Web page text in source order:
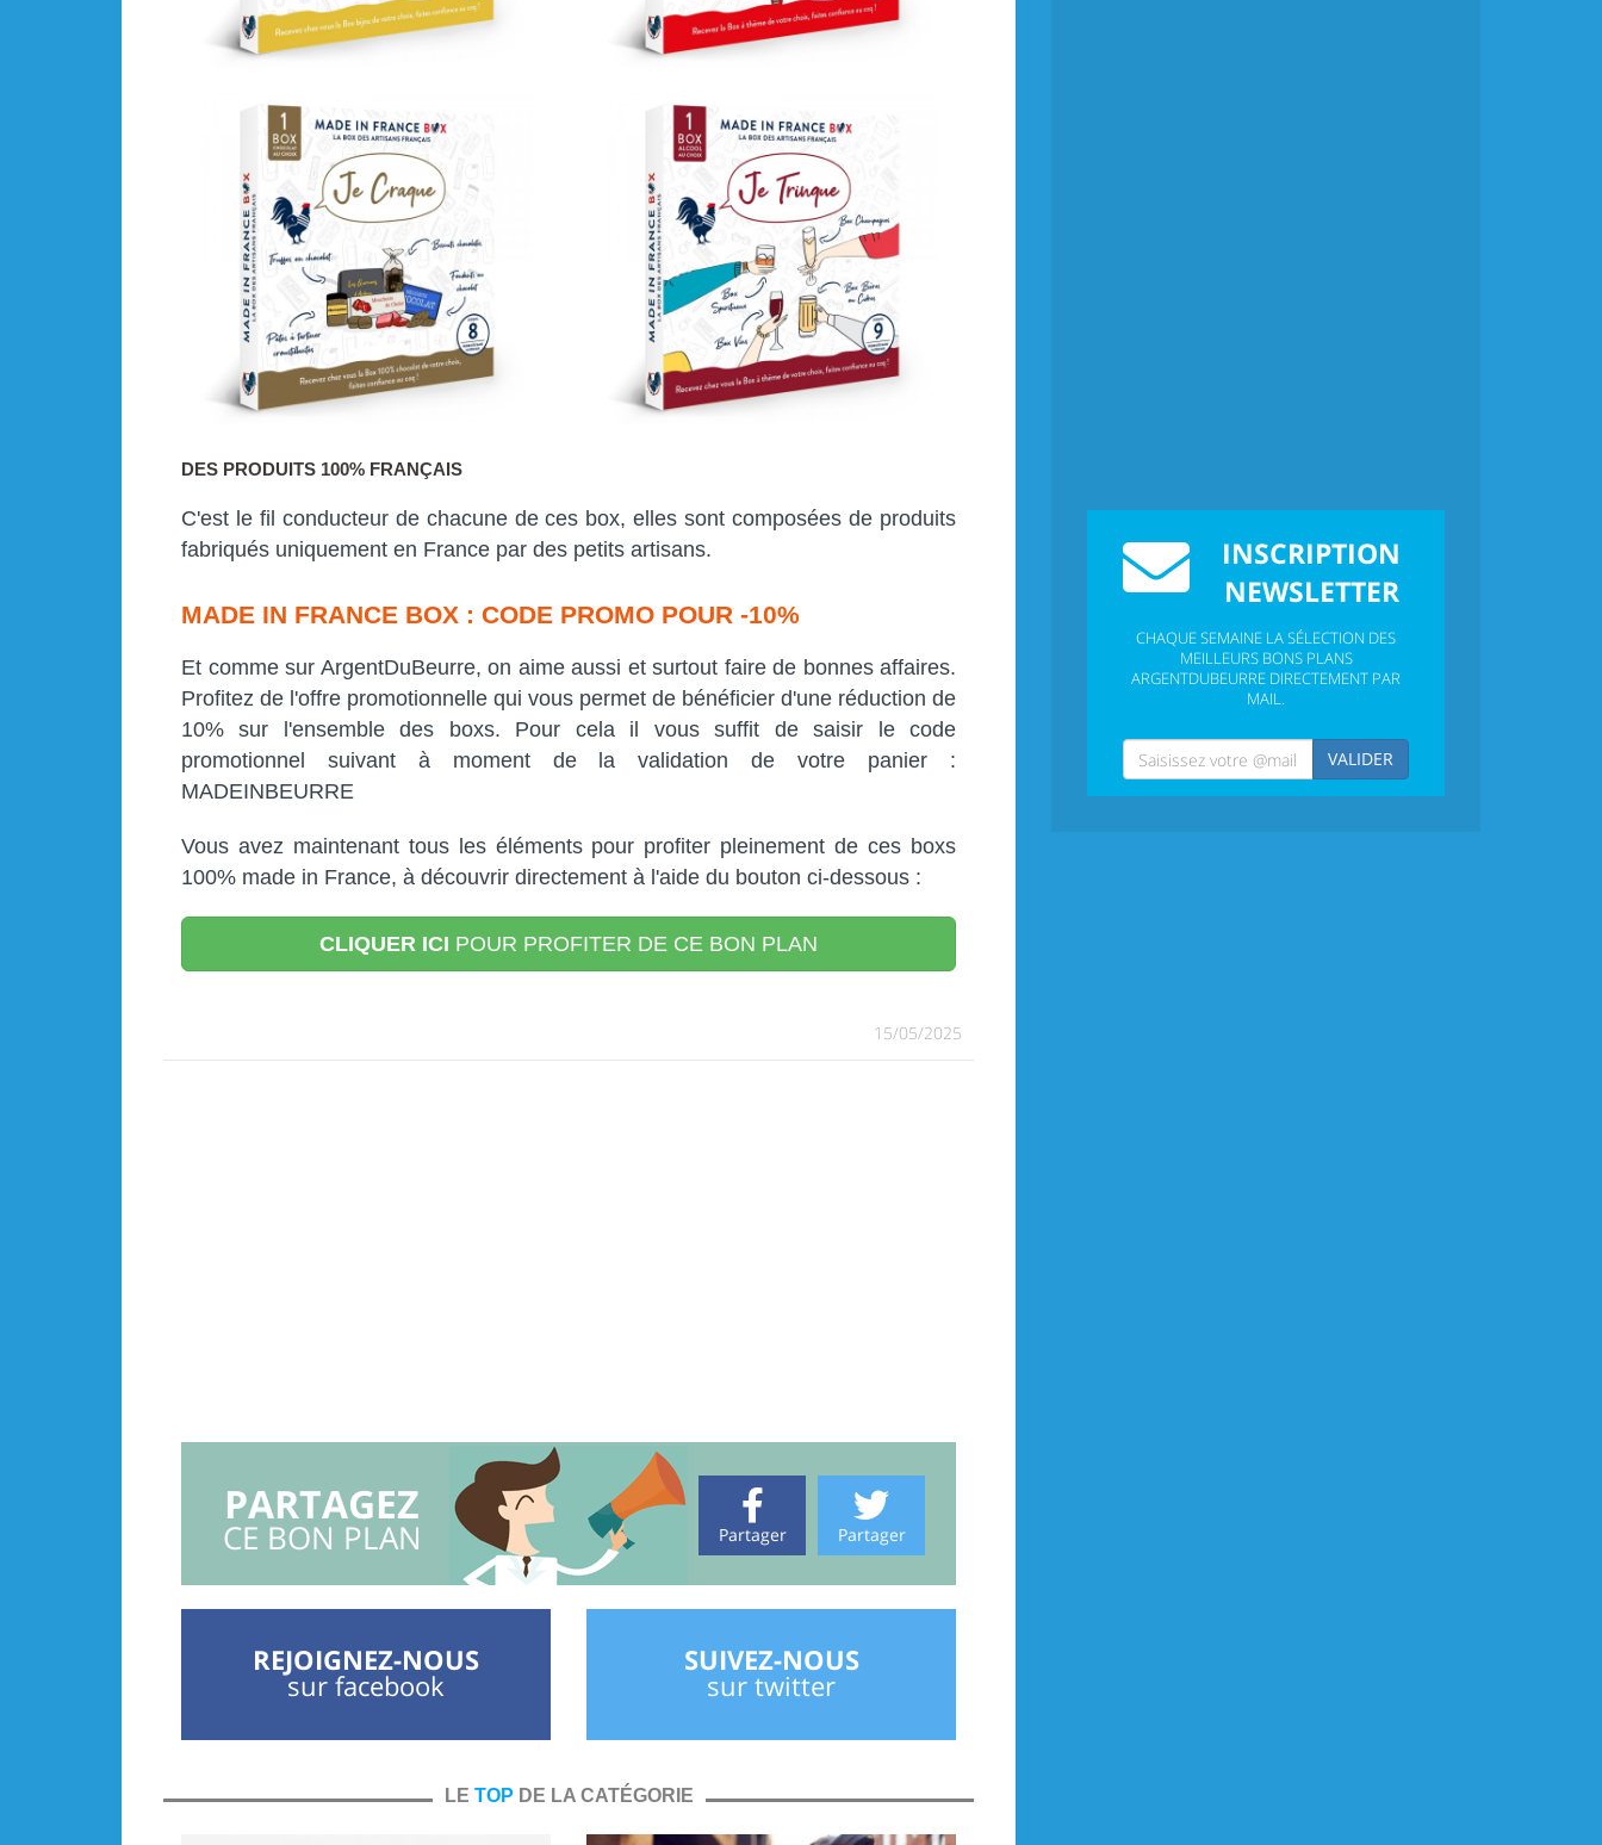
DES PRODUITS 100% FRANÇAIS
C'est le fil conducteur de chacune de ces box, elles sont composées de produits
fabriqués uniquement en France par des petits artisans.
MADE IN FRANCE BOX : CODE PROMO POUR -10%
Et comme sur ArgentDuBeurre, on aime aussi et surtout faire de bonnes affaires.
Profitez de l'offre promotionnelle qui vous permet de bénéficier d'une réduction de
10% sur l'ensemble des boxs. Pour cela il vous suffit de saisir le code
promotionnel suivant à moment de la validation de votre panier :
MADEINBEURRE
Vous avez maintenant tous les éléments pour profiter pleinement de ces boxs
100% made in France, à découvrir directement à l'aide du bouton ci-dessous :
CLIQUER ICI POUR PROFITER DE CE BON PLAN
15/05/2025
PARTAGEZ
CE BON PLAN Partager
Partager
REJOIGNEZ-NOUS
sur facebook
SUIVEZ-NOUS
sur twitter
LE TOP DE LA CATÉGORIE
INSCRIPTION
NEWSLETTER
CHAQUE SEMAINE LA SÉLECTION DES
MEILLEURS BONS PLANS
ARGENTDUBEURRE DIRECTEMENT PAR
MAIL.
VALIDER